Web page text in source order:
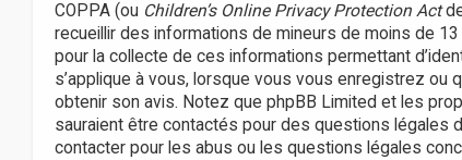
COPPA (ou Children’s Online Privacy Protection Act
recueillir des informations de mineurs de moins de
pour la collecte de ces informations permettant
s’applique à vous, lorsque vous vous enregistrez ou
obtenir son avis. Notez que phpBB Limited et les
sauraient être contactés pour des questions légales
contacter pour les abus ou les questions légales